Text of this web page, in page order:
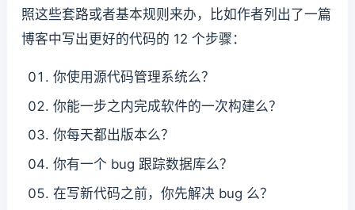
照这些套路或者基本规则来办，比如作者列出了一篇
博客中写出更好的代码的 12 个步骤：
你使用源代码管理系统么？
你能一步之内完成软件的一次构建么？
你每天都出版本么？
你有一个 bug 跟踪数据库么？
在写新代码之前，你先解决 bug 么？